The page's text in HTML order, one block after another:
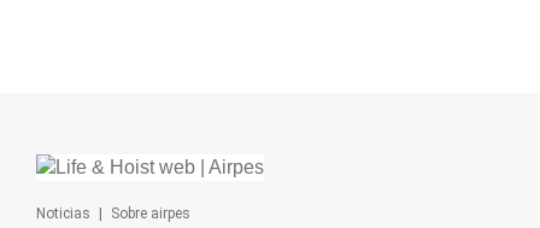
Noticias | Sobre airpes